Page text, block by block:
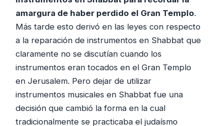
amargura de haber perdido el Gran Templo.
Más tarde esto derivó en las leyes con respecto
a la reparación de instrumentos en Shabbat que
claramente no se discutían cuando los
instrumentos eran tocados en el Gran Templo
en Jerusalem. Pero dejar de utilizar
instrumentos musicales en Shabbat fue una
decisión que cambió la forma en la cual
tradicionalmente se practicaba el judaísmo